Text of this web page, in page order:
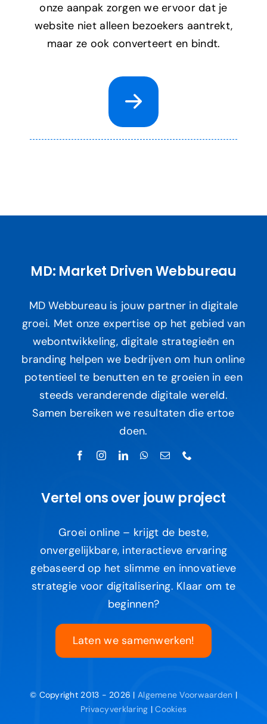
onze aanpak zorgen we ervoor dat je
website niet alleen bezoekers aantrekt,
maar ze ook converteert en bindt.
MD: Market Driven Webbureau
MD Webbureau is jouw partner in digitale
groei. Met onze expertise op het gebied van
webontwikkeling, digitale strategieën en
branding helpen we bedrijven om hun online
potentieel te benutten en te groeien in een
steeds veranderende digitale wereld.
Samen bereiken we resultaten die ertoe
doen.
Vertel ons over jouw project
Groei online – krijgt de beste,
onvergelijkbare, interactieve ervaring
gebaseerd op het slimme en innovatieve
strategie voor digitalisering. Klaar om te
beginnen?
Laten we samenwerken!
© Copyright 2013 - 2026 |Algemene Voorwaarden |
Privacyverklaring |Cookies